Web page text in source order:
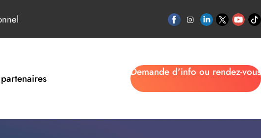
Demande d'info ou rendez-vous